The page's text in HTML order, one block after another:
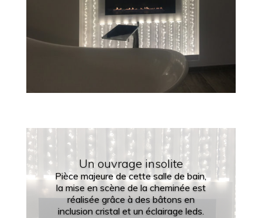
Un ouvrage insolite
Pièce majeure de cette salle de bain,
la mise en scène de la cheminée est
réalisée grâce à des bâtons en
inclusion cristal et un éclairage leds.